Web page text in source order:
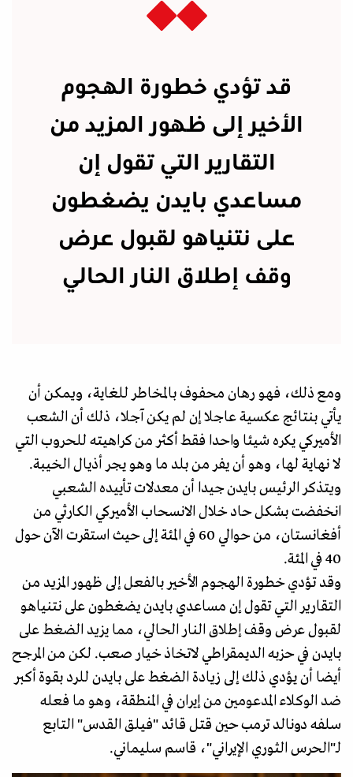
قد تؤدي خطورة الهجوم
الأخير إلى ظهور المزيد من
التقارير التي تقول إن
مساعدي بايدن يضغطون
على نتنياهو لقبول عرض
وقف إطلاق النار الحالي
ومع ذلك، فهو رهان محفوف بالمخاطر للغاية، ويمكن أن
يأتي بنتائج عكسية عاجلا إن لم يكن آجلا، ذلك أن الشعب
الأميركي يكره شيئا واحدا فقط أكثر من كراهيته للحروب التي
لا نهاية لها، وهو أن يفر من بلد ما وهو يجر أذيال الخيبة.
ويتذكر الرئيس بايدن جيدا أن معدلات تأييده الشعبي
انخفضت بشكل حاد خلال الانسحاب الأميركي الكارثي من
أفغانستان، من حوالي 60 في المئة إلى حيث استقرت الآن حول
40 في المئة.
وقد تؤدي خطورة الهجوم الأخير بالفعل إلى ظهور المزيد من
التقارير التي تقول إن مساعدي بايدن يضغطون على نتنياهو
لقبول عرض وقف إطلاق النار الحالي، مما يزيد الضغط على
بايدن في حزبه الديمقراطي لاتخاذ خيار صعب. لكن من المرجح
أيضا أن يؤدي ذلك إلى زيادة الضغط على بايدن للرد بقوة أكبر
ضد الوكلاء المدعومين من إيران في المنطقة، وهو ما فعله
سلفه دونالد ترمب حين قتل قائد "فيلق القدس" التابع
لـ"الحرس الثوري الإيراني"، قاسم سليماني.